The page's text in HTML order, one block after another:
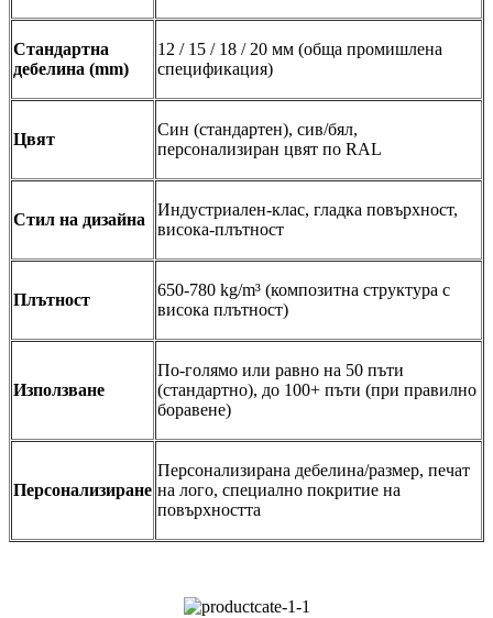
Стандартна
дебелина (mm)
12 / 15 / 18 / 20 мм (обща промишлена
спецификация)
Цвят
Син (стандартен), сив/бял,
персонализиран цвят по RAL
Стил на дизайна
Индустриален-клас, гладка повърхност,
висока-плътност
Плътност
650-780 kg/m³ (композитна структура с
висока плътност)
Използване
По-голямо или равно на 50 пъти
(стандартно), до 100+ пъти (при правилно
боравене)
Персонализиране
Персонализирана дебелина/размер, печат
на лого, специално покритие на
повърхността